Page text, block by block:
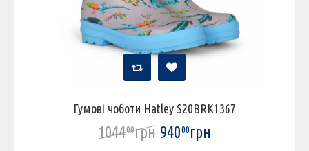
Гумові чоботи Hatley S20BRK1367
104400грн 94000грн